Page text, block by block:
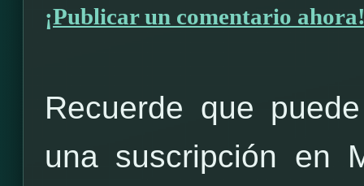
¡Publicar un comentario
Recuerde que
una suscripción en